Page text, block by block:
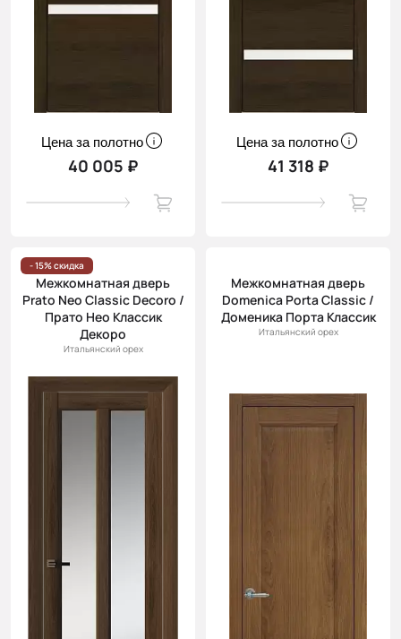
Цена за полотно
40 005 ₽
Цена за полотно
41 318 ₽
- 15% скидка
Межкомнатная дверь
Prato Neo Classic Decoro /
Прато Нео Классик
Декоро
Итальянский орех
Межкомнатная дверь
Domenica Porta Classic /
Доменика Порта Классик
Итальянский орех